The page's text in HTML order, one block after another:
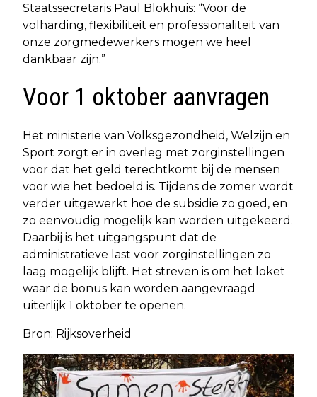
Staatssecretaris Paul Blokhuis: “Voor de
volharding, flexibiliteit en professionaliteit van
onze zorgmedewerkers mogen we heel
dankbaar zijn.”
Voor 1 oktober aanvragen
Het ministerie van Volksgezondheid, Welzijn en
Sport zorgt er in overleg met zorginstellingen
voor dat het geld terechtkomt bij de mensen
voor wie het bedoeld is. Tijdens de zomer wordt
verder uitgewerkt hoe de subsidie zo goed, en
zo eenvoudig mogelijk kan worden uitgekeerd.
Daarbij is het uitgangspunt dat de
administratieve last voor zorginstellingen zo
laag mogelijk blijft. Het streven is om het loket
waar de bonus kan worden aangevraagd
uiterlijk 1 oktober te openen.
Bron: Rijksoverheid